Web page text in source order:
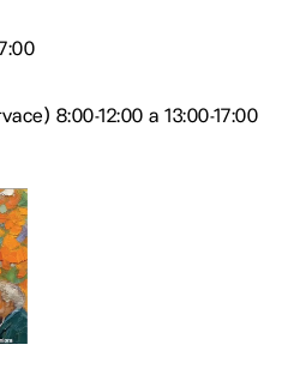
8:00-12:00 a 13:00-17:00